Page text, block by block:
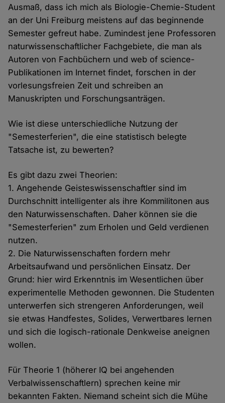
Ausmaß, dass ich mich als Biologie-Chemie-Student
an der Uni Freiburg meistens auf das beginnende
Semester gefreut habe. Zumindest jene Professoren
naturwissenschaftlicher Fachgebiete, die man als
Autoren von Fachbüchern und web of science-
Publikationen im Internet findet, forschen in der
vorlesungsfreien Zeit und schreiben an
Manuskripten und Forschungsanträgen.
Wie ist diese unterschiedliche Nutzung der
"Semesterferien", die eine statistisch belegte
Tatsache ist, zu bewerten?
Es gibt dazu zwei Theorien:
1. Angehende Geisteswissenschaftler sind im
Durchschnitt intelligenter als ihre Kommilitonen aus
den Naturwissenschaften. Daher können sie die
"Semesterferien" zum Erholen und Geld verdienen
nutzen.
2. Die Naturwissenschaften fordern mehr
Arbeitsaufwand und persönlichen Einsatz. Der
Grund: hier wird Erkenntnis im Wesentlichen über
experimentelle Methoden gewonnen. Die Studenten
unterwerfen sich strengeren Anforderungen, weil
sie etwas Handfestes, Solides, Verwertbares lernen
und sich die logisch-rationale Denkweise aneignen
wollen.
Für Theorie 1 (höherer IQ bei angehenden
Verbalwissenschaftlern) sprechen keine mir
bekannten Fakten. Niemand scheint sich die Mühe